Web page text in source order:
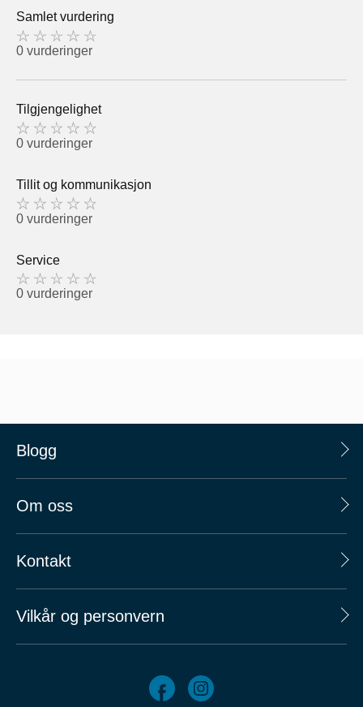
Samlet vurdering
0 vurderinger
Tilgjengelighet
0 vurderinger
Tillit og kommunikasjon
0 vurderinger
Service
0 vurderinger
Blogg
Om oss
Kontakt
Vilkår og personvern